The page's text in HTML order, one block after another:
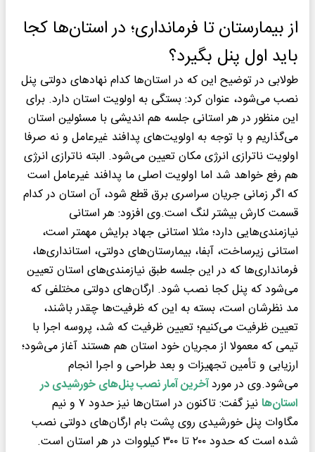
از بیمارستان تا فرمانداری؛ در استان‌ها کجا
باید اول پنل بگیرد؟
طولابی در توضیح این که در استان‌ها کدام نهادهای دولتی پنل
نصب می‌شود، عنوان کرد: بستگی به اولویت استان دارد. برای
این منظور در هر استانی جلسه هم اندیشی با مسئولین استان
می‌گذاریم و با توجه به اولویت‌های پدافند غیرعامل و نه صرفا
اولویت ناترازی انرژی مکان تعیین می‌شود. البته ناترازی انرژی
هم رفع خواهد شد اما اولویت اصلی ما پدافند غیرعامل است
که اگر زمانی جریان سراسری برق قطع شود، آن استان در کدام
قسمت کارش بیشتر لنگ است.وی افزود: هر استانی
نیازمندی‌هایی دارد؛ مثلا استانی جهاد برایش مهمتر است،
استانی زیرساخت، آبفا، بیمارستان‌های دولتی، استانداری‌ها،
فرمانداری‌ها که در این جلسه طبق نیازمندی‌های استان تعیین
می‌شود که پنل کجا نصب شود. ارگان‌های دولتی مختلفی که
مد نظرشان است، بسته به این که ظرفیت‌ها چقدر باشند،
تعیین ظرفیت می‌کنیم؛ تعیین ظرفیت که شد، پروسه اجرا با
تیمی که معمولا از مجریان خود استان هم هستند آغاز می‌شود؛
ارزیابی و تأمین تجهیزات و بعد طراحی و اجرا انجام
می‌شود.وی در موردآخرین آمار نصب پنل‌های خورشیدی در
استان‌ها
نیز گفت: تاکنون در استان‌ها نیز حدود ۷ و نیم
مگاوات پنل خورشیدی روی پشت بام ارگان‌های دولتی نصب
شده است که حدود ۲۰۰ تا ۳۰۰ کیلووات در هر استان است.